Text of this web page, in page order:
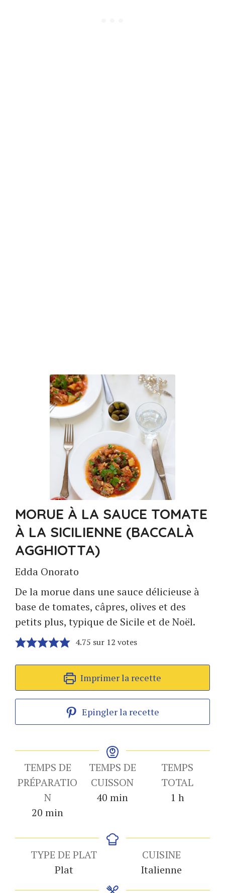
MORUE À LA SAUCE TOMATE
À LA SICILIENNE (BACCALÀ
AGGHIOTTA)
Edda Onorato
De la morue dans une sauce délicieuse à
base de tomates, câpres, olives et des
petits plus, typique de Sicile et de Noël.
4.75 sur 12 votes
Imprimer la recette
Epingler la recette
TEMPS DE
PRÉPARATIO
N
20 minutes
min
TEMPS DE
CUISSON
40 minutes
min
TEMPS
TOTAL
1 heure
h
TYPE DE PLAT
Plat
CUISINE
Italienne